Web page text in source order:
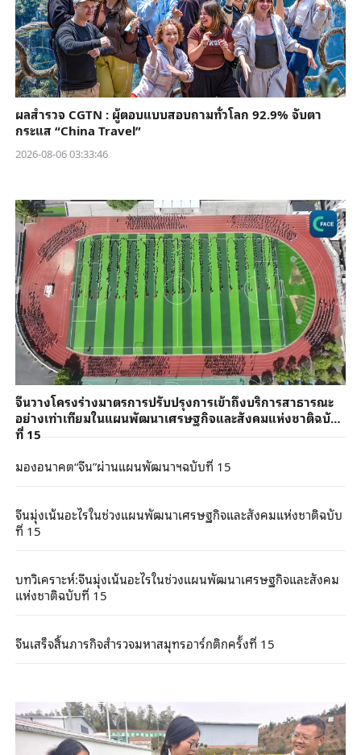
ผลสำรวจ CGTN : ผู้ตอบแบบสอบถามทั่วโลก 92.9% จับตา
กระแส “China Travel”
2026-08-06 03:33:46
จีนวางโครงร่างมาตรการปรับปรุงการเข้าถึงบริการสาธารณะ
อย่างเท่าเทียมในแผนพัฒนาเศรษฐกิจและสังคมแห่งชาติฉบับ
ที่ 15
มองอนาคต“จีน”ผ่านแผนพัฒนาฯฉบับที่ 15
จีนมุ่งเน้นอะไรในช่วงแผนพัฒนาเศรษฐกิจและสังคมแห่งชาติฉบับ
ที่ 15
บทวิเคราะห์:จีนมุ่งเน้นอะไรในช่วงแผนพัฒนาเศรษฐกิจและสังคม
แห่งชาติฉบับที่ 15
จีนเสร็จสิ้นภารกิจสำรวจมหาสมุทรอาร์กติกครั้งที่ 15